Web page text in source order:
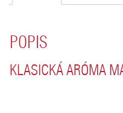
POPIS
KLASICKÁ ARÓMA